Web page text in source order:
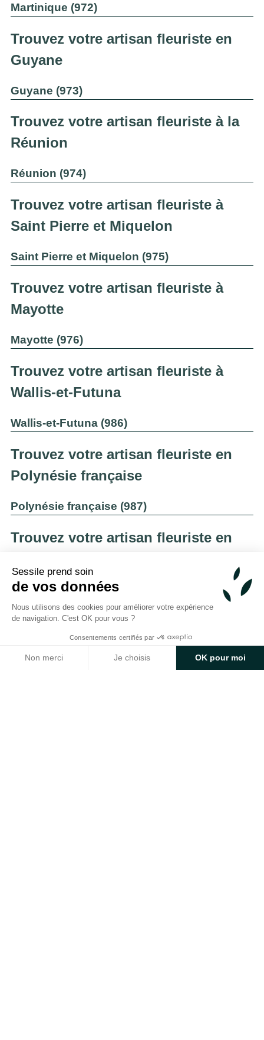
Sessile prend soin
de vos données
Nous utilisons des cookies pour améliorer votre expérience
de navigation. C'est OK pour vous ?
Consentements certifiés par
Non merci Je choisis OK pour moi
Martinique (972)
Trouvez votre artisan fleuriste en
Guyane
Guyane (973)
Trouvez votre artisan fleuriste à la
Réunion
Réunion (974)
Trouvez votre artisan fleuriste à
Saint Pierre et Miquelon
Saint Pierre et Miquelon (975)
Trouvez votre artisan fleuriste à
Mayotte
Mayotte (976)
Trouvez votre artisan fleuriste à
Wallis-et-Futuna
Wallis-et-Futuna (986)
Trouvez votre artisan fleuriste en
Polynésie française
Polynésie française (987)
Trouvez votre artisan fleuriste en
Nouvelle-Calédonie (988)
Trouvez votre artisan fleuriste en
Belgique